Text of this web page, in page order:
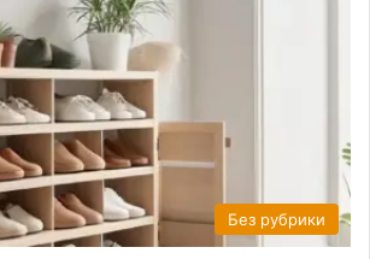
Без рубрики